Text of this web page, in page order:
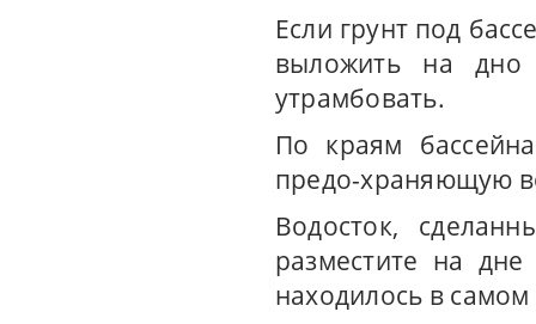
Если грунт под
выложить на
утрамбовать.
По краям
предо-храняющую
Водосток,
разместите на
находилось в